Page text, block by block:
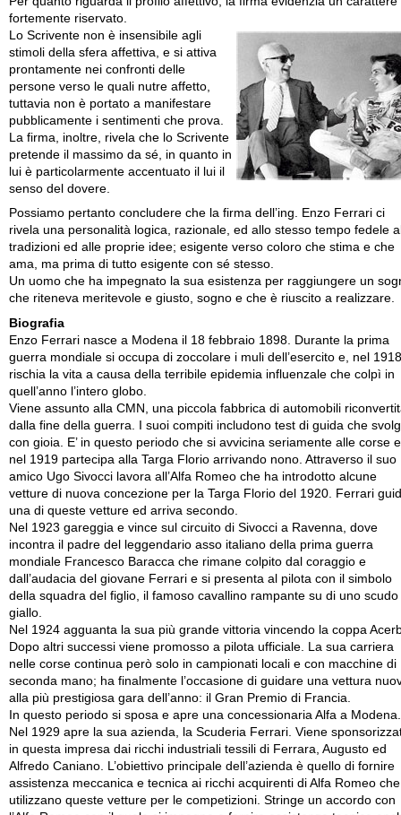
fortemente riservato.
Lo Scrivente non è insensibile agli
stimoli della sfera affettiva, e si attiva
prontamente nei confronti delle
persone verso le quali nutre affetto,
tuttavia non è portato a manifestare
pubblicamente i sentimenti che prova.
La firma, inoltre, rivela che lo Scrivente
pretende il massimo da sé, in quanto in
lui è particolarmente accentuato il lui il
senso del dovere.
Possiamo pertanto concludere che la firma dell’ing. Enzo Ferrari ci
rivela una personalità logica, razionale, ed allo stesso tempo fedele
tradizioni ed alle proprie idee; esigente verso coloro che stima e che
ama, ma prima di tutto esigente con sé stesso.
Un uomo che ha impegnato la sua esistenza per raggiungere un
che riteneva meritevole e giusto, sogno e che è riuscito a realizzare.
Biografia
Enzo Ferrari nasce a Modena il 18 febbraio 1898. Durante la prima
guerra mondiale si occupa di zoccolare i muli dell’esercito e, nel
rischia la vita a causa della terribile epidemia influenzale che colpì in
quell’anno l’intero globo.
Viene assunto alla CMN, una piccola fabbrica di automobili
dalla fine della guerra. I suoi compiti includono test di guida che
con gioia. E’ in questo periodo che si avvicina seriamente alle corse e
nel 1919 partecipa alla Targa Florio arrivando nono. Attraverso il suo
amico Ugo Sivocci lavora all’Alfa Romeo che ha introdotto alcune
vetture di nuova concezione per la Targa Florio del 1920. Ferrari
una di queste vetture ed arriva secondo.
Nel 1923 gareggia e vince sul circuito di Sivocci a Ravenna, dove
incontra il padre del leggendario asso italiano della prima guerra
mondiale Francesco Baracca che rimane colpito dal coraggio e
dall’audacia del giovane Ferrari e si presenta al pilota con il simbolo
della squadra del figlio, il famoso cavallino rampante su di uno scudo
giallo.
Nel 1924 agguanta la sua più grande vittoria vincendo la coppa
Dopo altri successi viene promosso a pilota ufficiale. La sua carriera
nelle corse continua però solo in campionati locali e con macchine di
seconda mano; ha finalmente l’occasione di guidare una vettura
alla più prestigiosa gara dell’anno: il Gran Premio di Francia.
In questo periodo si sposa e apre una concessionaria Alfa a Modena.
Nel 1929 apre la sua azienda, la Scuderia Ferrari. Viene
in questa impresa dai ricchi industriali tessili di Ferrara, Augusto ed
Alfredo Caniano. L’obiettivo principale dell’azienda è quello di fornire
assistenza meccanica e tecnica ai ricchi acquirenti di Alfa Romeo che
utilizzano queste vetture per le competizioni. Stringe un accordo con